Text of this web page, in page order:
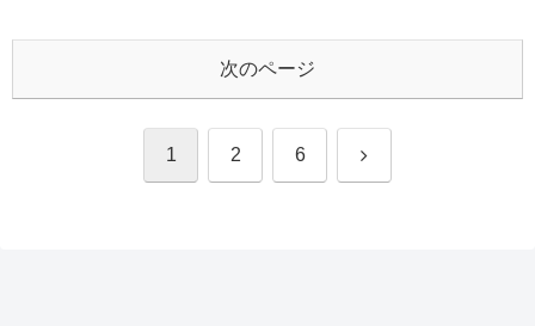
次のページ
1 2 6 次